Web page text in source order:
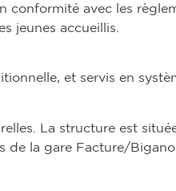
conformité avec les
jeunes accueillis.
et servis en
La structure est
de la gare Facture/